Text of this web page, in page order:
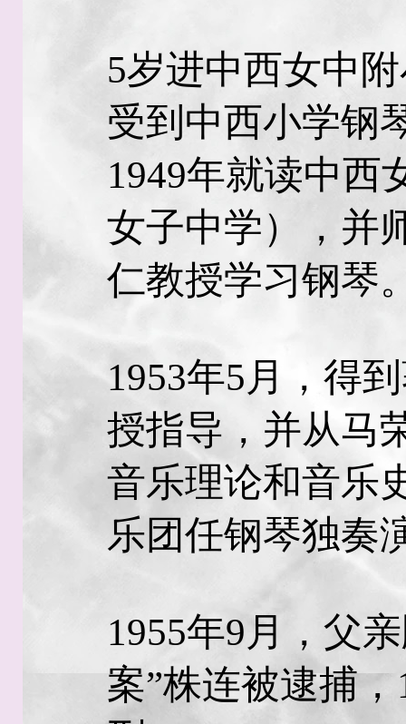
5岁进中西女中
受到中西小学钢
1949年就读中西
女子中学），并
仁教授学习钢琴
1953年5月，得
授指导，并从马
音乐理论和音乐
乐团任钢琴独奏
1955年9月，父
案”株连被逮捕